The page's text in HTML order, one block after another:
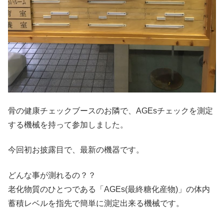
骨の健康チェックブースのお隣で、AGEsチェックを測定
する機械を持って参加しました。
今回初お披露目で、最新の機器です。
どんな事が測れるの？？
老化物質のひとつである「AGEs(最終糖化産物)」の体内
蓄積レベルを指先で簡単に測定出来る機械です。